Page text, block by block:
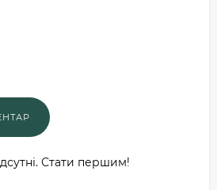
Стати першим!